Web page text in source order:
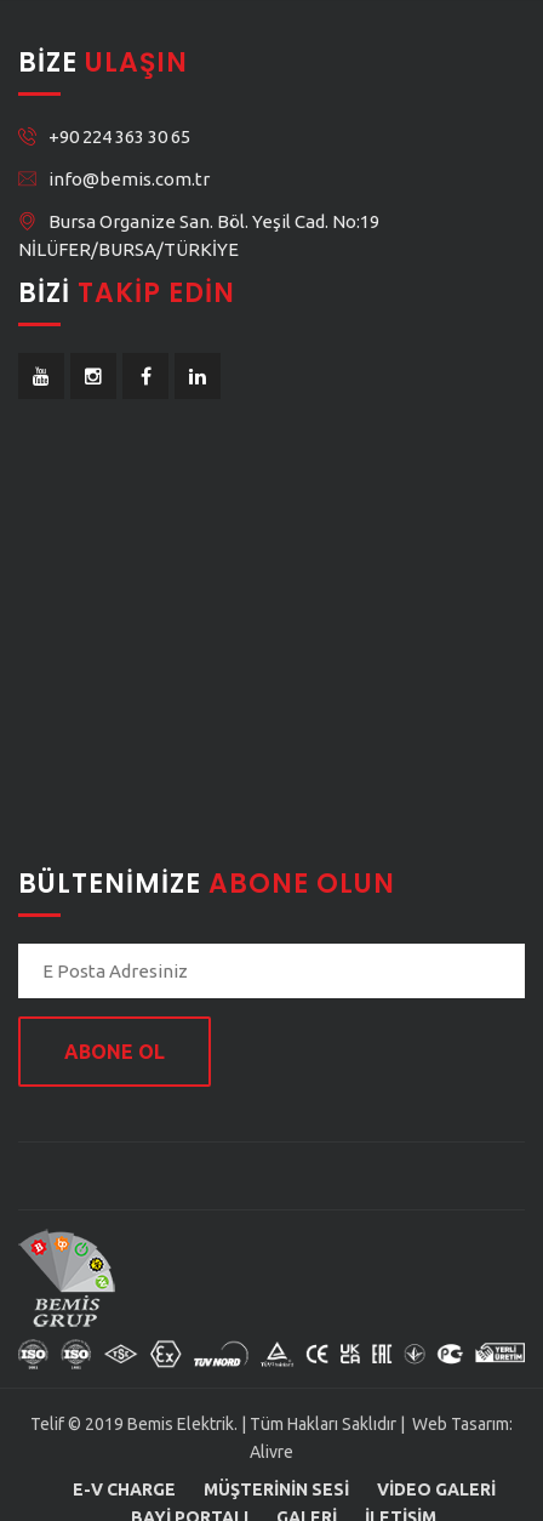
BIZE ULAŞIN
+90 224 363 30 65
info@bemis.com.tr
Bursa Organize San. Böl. Yeşil Cad. No:19
NİLÜFER/BURSA/TÜRKİYE
BIZI TAKIP EDIN
BÜLTENIMIZE ABONE OLUN
ABONE OL
Telif © 2019 Bemis Elektrik. | Tüm Hakları Saklıdır | Web Tasarım:
Alivre
E-V CHARGE
MÜŞTERININ SESI
VIDEO GALERI
BAYI PORTALI
GALERI İLETIŞIM